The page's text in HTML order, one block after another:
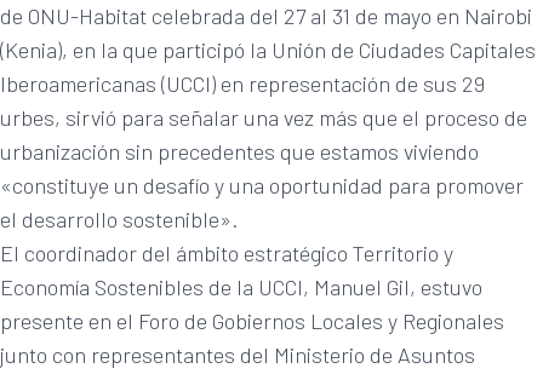
de ONU-Habitat celebrada del 27 al 31 de mayo en Nairobi
(Kenia), en la que participó la Unión de Ciudades Capitales
Iberoamericanas (UCCI) en representación de sus 29
urbes, sirvió para señalar una vez más que el proceso de
urbanización sin precedentes que estamos viviendo
«constituye un desafío y una oportunidad para promover
el desarrollo sostenible».
El coordinador del ámbito estratégico Territorio y
Economía Sostenibles de la UCCI, Manuel Gil, estuvo
presente en el Foro de Gobiernos Locales y Regionales
junto con representantes del Ministerio de Asuntos